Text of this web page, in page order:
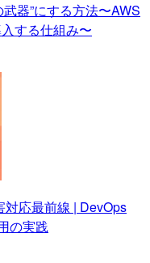
器”にする方法〜AWS
する仕組み〜
対応最前線 | DevOps
の実践